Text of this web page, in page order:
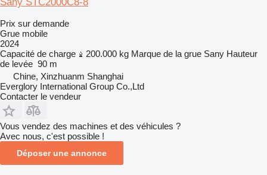
Prix sur demande
Grue mobile
2024
Capacité de charge
200.000 kg Marque de la grue Sany Hauteur
de levée 90 m
Chine, Xinzhuanm Shanghai
Everglory International Group Co.,Ltd
Contacter le vendeur
Vous vendez des machines et des véhicules ?
Avec nous, c'est possible !
Déposer une annonce